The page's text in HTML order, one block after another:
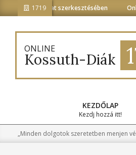
to
content
1719
szerkesztésében Online
ONLINE
Kossuth-Diák
KEZDŐLAP
Kezdj hozzá itt!
„Minden dolgotok szeretetben menjen